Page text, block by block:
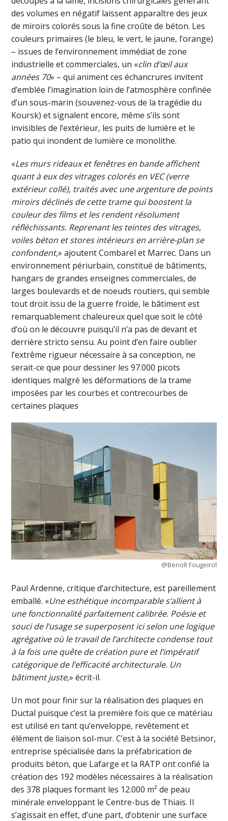
des volumes en négatif laissent apparaître des jeux
de miroirs colorés sous la fine croûte de béton. Les
couleurs primaires (le bleu, le vert, le jaune, l’orange)
– issues de l’environnement immédiat de zone
industrielle et commerciales, un «clin d’œil aux
années 70» – qui animent ces échancrures invitent
d’emblée l’imagination loin de l’atmosphère confinée
d’un sous-marin (souvenez-vous de la tragédie du
Koursk) et signalent encore, même s’ils sont
invisibles de l’extérieur, les puits de lumière et le
patio qui inondent de lumière ce monolithe.
«Les murs rideaux et fenêtres en bande affichent
quant à eux des vitrages colorés en VEC (verre
extérieur collé), traités avec une argenture de points
miroirs déclinés de cette trame qui boostent la
couleur des films et les rendent résolument
réfléchissants. Reprenant les teintes des vitrages,
voiles béton et stores intérieurs en arrière-plan se
confondent,» ajoutent Combarel et Marrec. Dans un
environnement périurbain, constitué de bâtiments,
hangars de grandes enseignes commerciales, de
larges boulevards et de noeuds routiers, qui semble
tout droit issu de la guerre froide, le bâtiment est
remarquablement chaleureux quel que soit le côté
d’où on le découvre puisqu’il n’a pas de devant et
derrière stricto sensu. Au point d’en faire oublier
l’extrême rigueur nécessaire à sa conception, ne
serait-ce que pour dessiner les 97.000 picots
identiques malgré les déformations de la trame
imposées par les courbes et contrecourbes de
certaines plaques
@Benoît Fougeirol
Paul Ardenne, critique d’architecture, est pareillement
emballé. «Une esthétique incomparable s’allient à
une fonctionnalité parfaitement calibrée. Poésie et
souci de l’usage se superposent ici selon une logique
agrégative où le travail de l’architecte condense tout
à la fois une quête de création pure et l’impératif
catégorique de l’efficacité architecturale. Un
bâtiment juste,» écrit-il.
Un mot pour finir sur la réalisation des plaques en
Ductal puisque c’est la première fois que ce matériau
est utilisé en tant qu’enveloppe, revêtement et
élément de liaison sol-mur. C’est à la société Betsinor,
entreprise spécialisée dans la préfabrication de
produits béton, que Lafarge et la RATP ont confié la
création des 192 modèles nécessaires à la réalisation
des 378 plaques formant les 12.000 m² de peau
minérale enveloppant le Centre-bus de Thiais. Il
s’agissait en effet, d’une part, d’obtenir une surface